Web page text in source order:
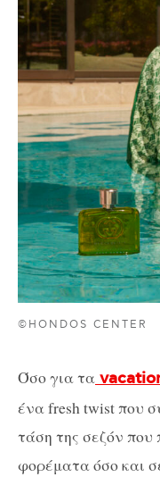
©HONDOS CENTER
Όσο για τα
ένα fresh twist που
τάση της σεζόν
φορέματα όσο και